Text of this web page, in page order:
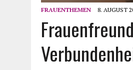
FRAUENTHEMEN 8. AUGUST